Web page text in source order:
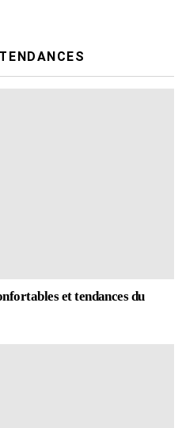
et tendances du